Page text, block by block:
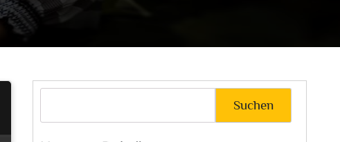
Suchen